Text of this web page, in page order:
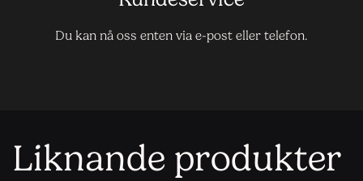
Du kan nå oss enten via e-post eller telefon.
Liknande produkter